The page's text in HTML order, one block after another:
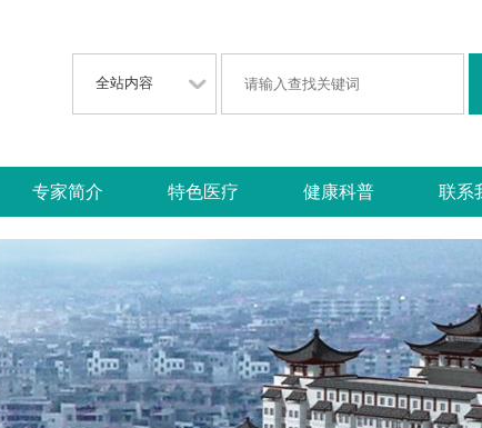
专家简介 特色医疗 健康科普 联系